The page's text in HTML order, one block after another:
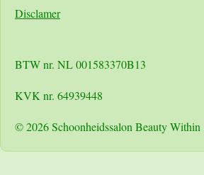
Disclamer
BTW nr. NL 001583370B13
KVK nr. 64939448
© 2026 Schoonheidssalon Beauty Within